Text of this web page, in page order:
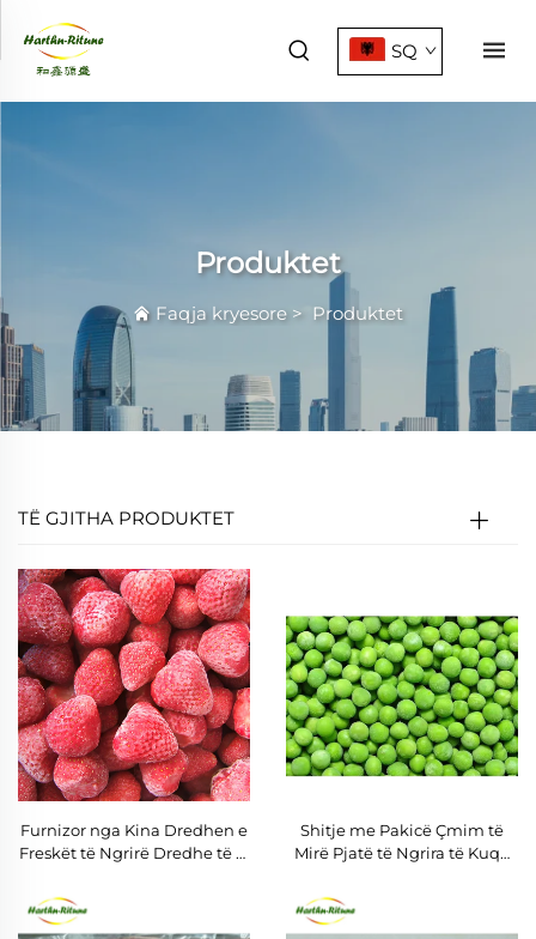
SQ
Produktet
Faqja kryesore > Produktet
TË GJITHA PRODUKTET
Furnizor nga Kina Dredhen e
Freskët të Ngrirë Dredhe të Zi
Shitje me Pakicë Çmim të
Mirë Pjatë të Ngrira të Kuqe